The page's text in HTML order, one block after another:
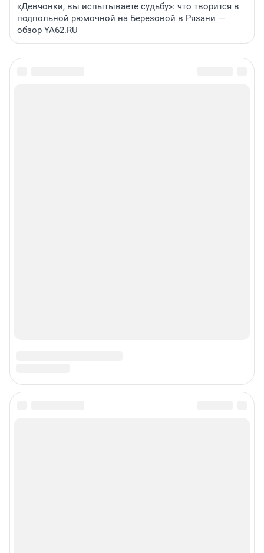
«Девчонки, вы испытываете судьбу»: что творится в
подпольной рюмочной на Березовой в Рязани —
обзор YA62.RU